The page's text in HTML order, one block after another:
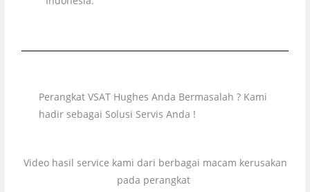
Perangkat VSAT Hughes Anda Bermasalah ? Kami
hadir sebagai Solusi Servis Anda !
Video hasil service kami dari berbagai macam kerusakan
pada perangkat